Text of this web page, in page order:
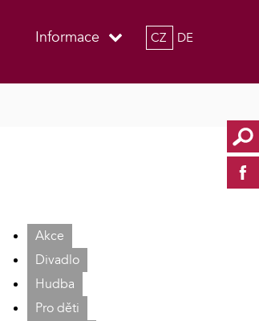
Informace CZ DE
Akce
Divadlo
Hudba
Pro děti